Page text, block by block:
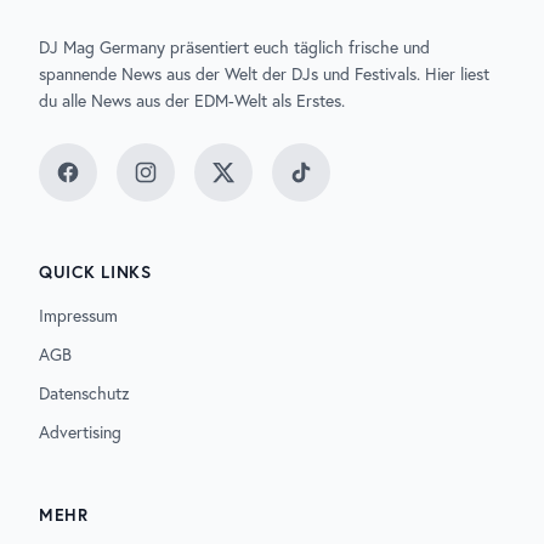
DJ Mag Germany präsentiert euch täglich frische und
spannende News aus der Welt der DJs und Festivals. Hier liest
du alle News aus der EDM-Welt als Erstes.
FacebookInstagramTwitter TikTok
QUICK LINKS
Impressum
AGB
Datenschutz
Advertising
MEHR